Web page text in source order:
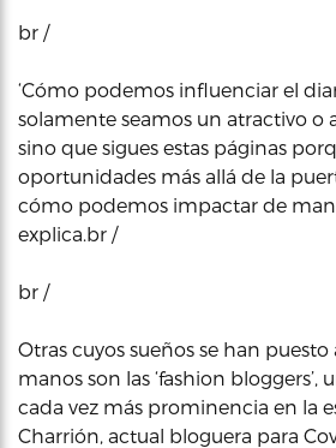
br /
‘Cómo podemos influenciar el
solamente seamos un atractivo o
sino que sigues estas páginas
oportunidades más allá de la
cómo podemos impactar de
explica.br /
br /
Otras cuyos sueños se han
manos son las ‘fashion bloggers’,
cada vez más prominencia en la
Charrión, actual bloguera para